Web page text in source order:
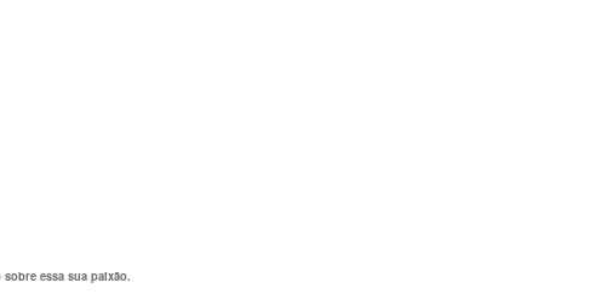
essa sua paixão.